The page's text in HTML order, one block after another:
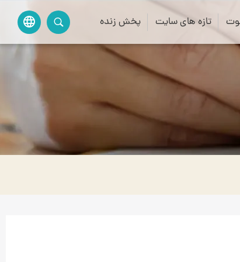
تازه های سایت پخش زنده language